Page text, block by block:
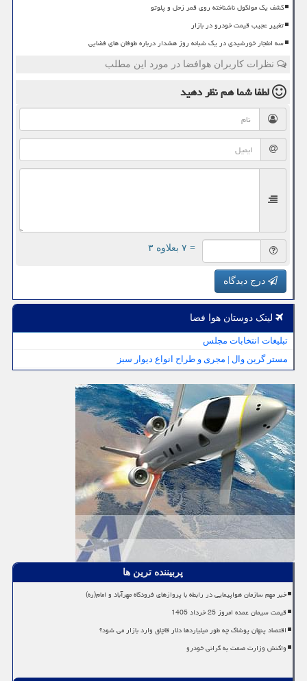
کشف یک مولکول ناشناخته روی قمر زحل و پلوتو
تغییر عجیب قیمت خودرو در بازار
سه انفجار خورشیدی در یک شبانه روز هشدار درباره طوفان های فضایی
نظرات کاربران هوافضا در مورد این مطلب
لطفا شما همنظر دهید
= ۷ بعلاوه ۳
درج دیدگاه
لینک دوستان هوا فضا
تبلیغات انتخابات مجلس
مستر گرین وال | مجری و طراح انواع دیوار سبز
پربیننده ترین ها
خبر مهم سازمان هواپیمایی در رابطه با پروازهای فرودگاه مهرآباد و امام(ره)
قیمت سیمان عمده امروز 25 خرداد 1405
اقتصاد پنهان پوشاک چه طور میلیاردها دلار قاچاق وارد بازار می شود؟
واکنش وزارت صمت به گرانی خودرو